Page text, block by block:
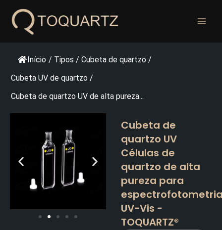
para
Início / Tipos / Cubeta de quartzo /
Cubeta UV de quartzo /
Cubeta de quartzo UV de alta pureza...
Cubeta de
quartzo UV
Células de
quartzo de alta
pureza para
UV-Vis -
TOQUARTZ®